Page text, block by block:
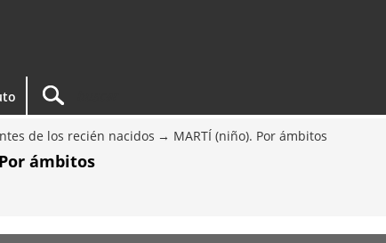
de los recién nacidos MARTÍ (niño). Por ámbitos
ámbitos